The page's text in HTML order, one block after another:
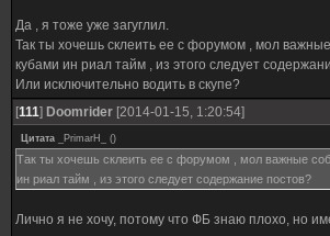
Да , я тоже уже загуглил.
Так ты хочешь склеить ее с форумом , мол
кубами ин риал тайм , из этого следует
Или исключительно водить в скупе?
[111] Doomrider [2014-01-15, 1:20:54]
Цитата _PrimarH_ ()
Так ты хочешь склеить ее с форумом , мол важные
ин риал тайм , из этого следует содержание постов?
Лично я не хочу, потому что ФБ знаю плохо, но